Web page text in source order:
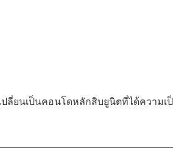
ลี่ยนเป็นคอนโดหลักสิบยูนิตที่ได้ความเ